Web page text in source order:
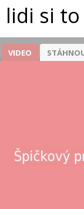
lidi si
VIDEO